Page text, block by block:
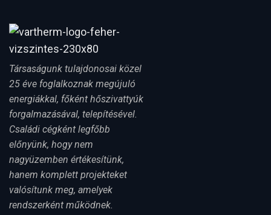
Társaságunk tulajdonosai közel
25 éve foglalkoznak megújuló
energiákkal, főként hőszivattyúk
forgalmazásával, telepítésével.
Családi cégként legfőbb
előnyünk, hogy nem
nagyüzemben értékesítünk,
hanem komplett projekteket
valósítunk meg, amelyek
rendszerként működnek.